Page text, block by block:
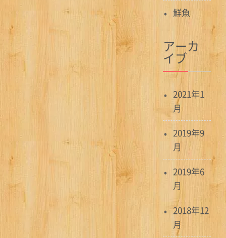
鮮魚
アーカ
イブ
2021年1
月
2019年9
月
2019年6
月
2018年12
月